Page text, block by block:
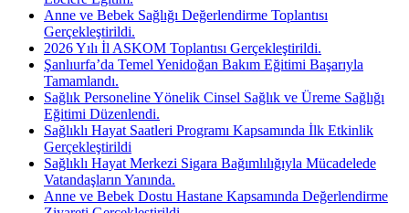
Anne ve Bebek Sağlığı Değerlendirme Toplantısı
Gerçekleştirildi.
2026 Yılı İl ASKOM Toplantısı Gerçekleştirildi.
Şanlıurfa’da Temel Yenidoğan Bakım Eğitimi Başarıyla
Tamamlandı.
Sağlık Personeline Yönelik Cinsel Sağlık ve Üreme Sağlığı
Eğitimi Düzenlendi.
Sağlıklı Hayat Saatleri Programı Kapsamında İlk Etkinlik
Gerçekleştirildi
Sağlıklı Hayat Merkezi Sigara Bağımlılığıyla Mücadelede
Vatandaşların Yanında.
Anne ve Bebek Dostu Hastane Kapsamında Değerlendirme